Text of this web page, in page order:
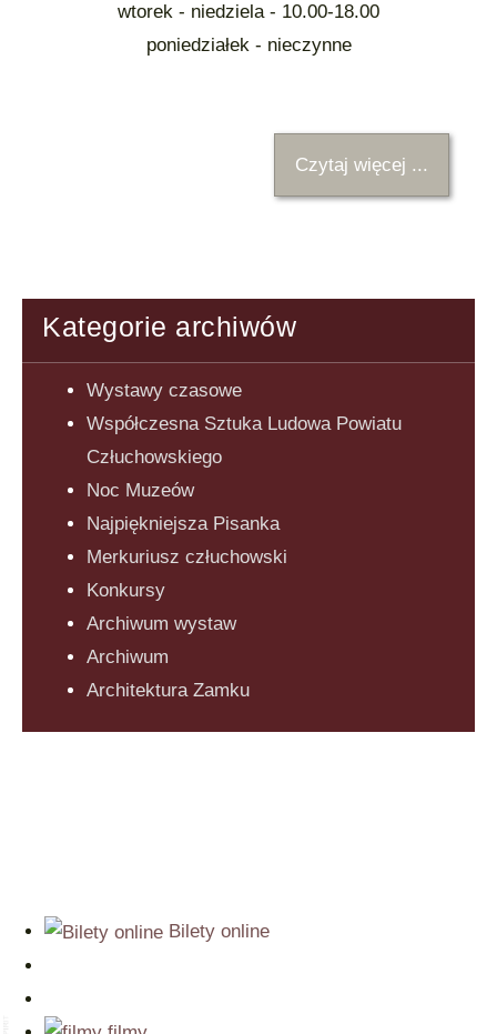
wtorek - niedziela - 10.00-18.00
poniedziałek - nieczynne
Czytaj więcej ...
Kategorie archiwów
Wystawy czasowe
Współczesna Sztuka Ludowa Powiatu
Człuchowskiego
Noc Muzeów
Najpiękniejsza Pisanka
Merkuriusz człuchowski
Konkursy
Archiwum wystaw
Archiwum
Architektura Zamku
Bilety online